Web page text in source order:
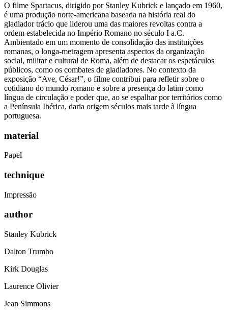
O filme Spartacus, dirigido por Stanley Kubrick e lançado em 1960,
é uma produção norte-americana baseada na história real do
gladiador trácio que liderou uma das maiores revoltas contra a
ordem estabelecida no Império Romano no século I a.C.
Ambientado em um momento de consolidação das instituições
romanas, o longa-metragem apresenta aspectos da organização
social, militar e cultural de Roma, além de destacar os espetáculos
públicos, como os combates de gladiadores. No contexto da
exposição “Ave, César!”, o filme contribui para refletir sobre o
cotidiano do mundo romano e sobre a presença do latim como
língua de circulação e poder que, ao se espalhar por territórios como
a Península Ibérica, daria origem séculos mais tarde à língua
portuguesa.
material
Papel
technique
Impressão
author
Stanley Kubrick
Dalton Trumbo
Kirk Douglas
Laurence Olivier
Jean Simmons